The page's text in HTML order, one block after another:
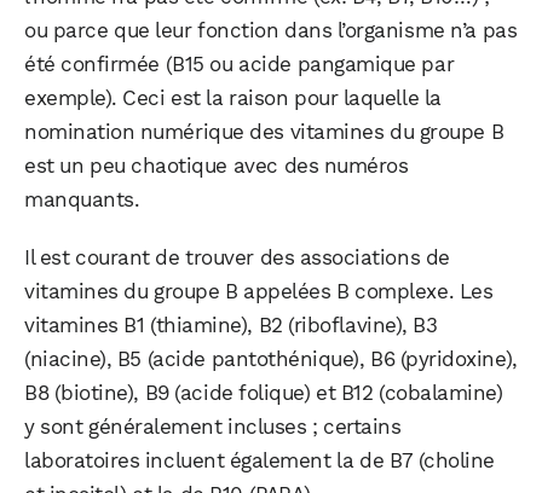
ou parce que leur fonction dans l’organisme n’a pas
été confirmée (B15 ou acide pangamique par
exemple). Ceci est la raison pour laquelle la
nomination numérique des vitamines du groupe B
est un peu chaotique avec des numéros
manquants.
Il est courant de trouver des associations de
vitamines du groupe B appelées B complexe. Les
vitamines B1 (thiamine), B2 (riboflavine), B3
(niacine), B5 (acide pantothénique), B6 (pyridoxine),
B8 (biotine), B9 (acide folique) et B12 (cobalamine)
y sont généralement incluses ; certains
laboratoires incluent également la de B7 (choline